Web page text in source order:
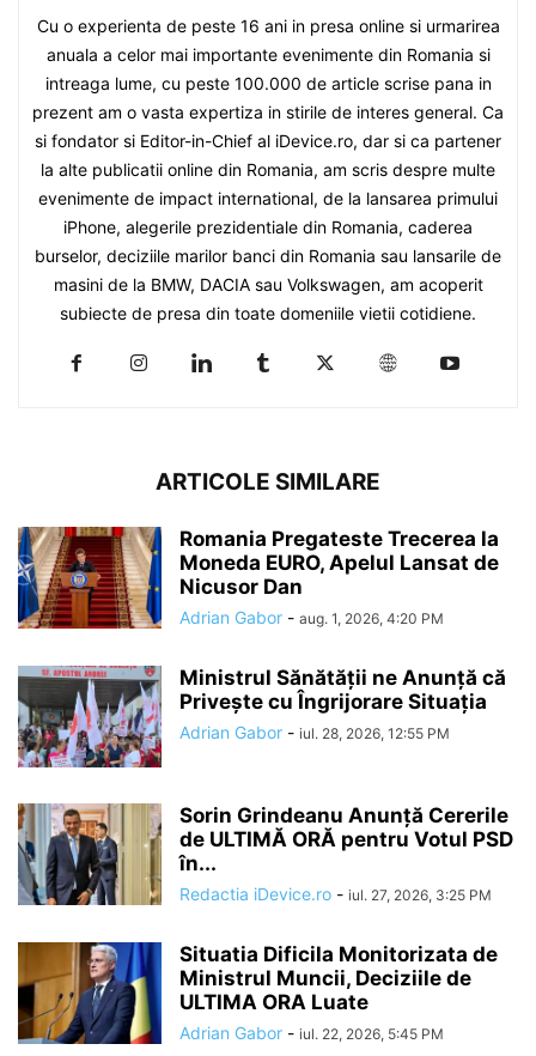
Cu o experienta de peste 16 ani in presa online si urmarirea
anuala a celor mai importante evenimente din Romania si
intreaga lume, cu peste 100.000 de article scrise pana in
prezent am o vasta expertiza in stirile de interes general. Ca
si fondator si Editor-in-Chief al iDevice.ro, dar si ca partener
la alte publicatii online din Romania, am scris despre multe
evenimente de impact international, de la lansarea primului
iPhone, alegerile prezidentiale din Romania, caderea
burselor, deciziile marilor banci din Romania sau lansarile de
masini de la BMW, DACIA sau Volkswagen, am acoperit
subiecte de presa din toate domeniile vietii cotidiene.
ARTICOLE SIMILARE
Romania Pregateste Trecerea la
Moneda EURO, Apelul Lansat de
Nicusor Dan
Adrian Gabor - aug. 1, 2026, 4:20 PM
Ministrul Sănătății ne Anunță că
Privește cu Îngrijorare Situația
Adrian Gabor - iul. 28, 2026, 12:55 PM
Sorin Grindeanu Anunță Cererile
de ULTIMĂ ORĂ pentru Votul PSD
în...
Redactia iDevice.ro - iul. 27, 2026, 3:25 PM
Situatia Dificila Monitorizata de
Ministrul Muncii, Deciziile de
ULTIMA ORA Luate
Adrian Gabor - iul. 22, 2026, 5:45 PM